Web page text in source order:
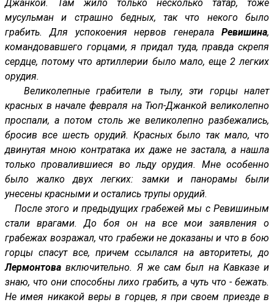
Джанкой. Там жило только несколько татар, тоже
мусульман и страшно бедных, так что некого было
грабить. Для успокоения нервов генерала Ревишина,
командовавшего горцами, я придал туда, правда скрепя
сердце, потому что артиллерии было мало, еще 2 легких
орудия.
Великолепные грабители в тылу, эти горцы налет
красных в начале февраля на Тюп-Джанкой великолепно
проспали, а потом столь же великолепно разбежались,
бросив все шесть орудий. Красных было так мало, что
двинутая мною контратака их даже не застала, а нашла
только провалившиеся во льду орудия. Мне особенно
было жалко двух легких: замки и панорамы были
унесены красными и остались трупы орудий.
После этого и предыдущих грабежей мы с Ревишиным
стали врагами. До боя он на все мои заявления о
грабежах возражал, что грабежи не доказаны и что в бою
горцы спасут все, причем ссылался на авторитеты, до
Лермонтова включительно. Я же сам был на Кавказе и
знаю, что они способны лихо грабить, а чуть что - бежать.
Не имея никакой веры в горцев, я при своем приезде в